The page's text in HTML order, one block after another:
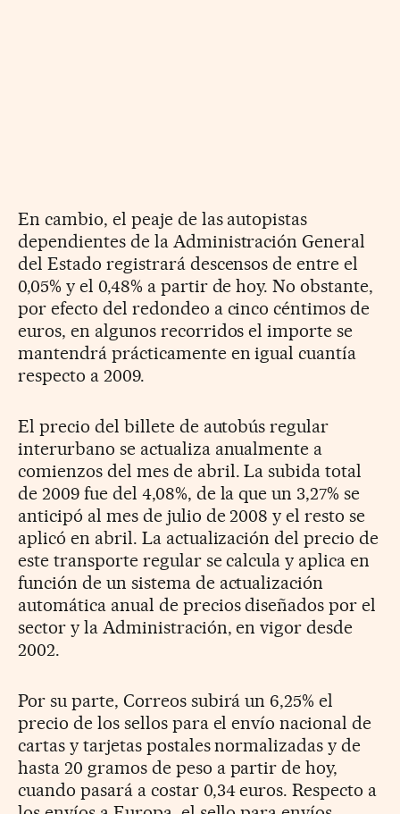
En cambio, el peaje de las autopistas
dependientes de la Administración General
del Estado registrará descensos de entre el
0,05% y el 0,48% a partir de hoy. No obstante,
por efecto del redondeo a cinco céntimos de
euros, en algunos recorridos el importe se
mantendrá prácticamente en igual cuantía
respecto a 2009.
El precio del billete de autobús regular
interurbano se actualiza anualmente a
comienzos del mes de abril. La subida total
de 2009 fue del 4,08%, de la que un 3,27% se
anticipó al mes de julio de 2008 y el resto se
aplicó en abril. La actualización del precio de
este transporte regular se calcula y aplica en
función de un sistema de actualización
automática anual de precios diseñados por el
sector y la Administración, en vigor desde
2002.
Por su parte, Correos subirá un 6,25% el
precio de los sellos para el envío nacional de
cartas y tarjetas postales normalizadas y de
hasta 20 gramos de peso a partir de hoy,
cuando pasará a costar 0,34 euros. Respecto a